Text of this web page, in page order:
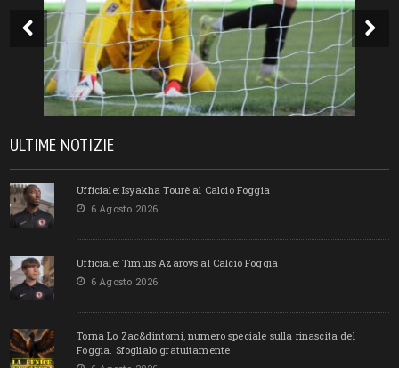
ULTIME NOTIZIE
Ufficiale: Isyakha Tourè al Calcio Foggia
6 Agosto 2026
Ufficiale: Timurs Azarovs al Calcio Foggia
6 Agosto 2026
Torna Lo Zac&dintorni, numero speciale sulla rinascita del
Foggia. Sfoglialo gratuitamente